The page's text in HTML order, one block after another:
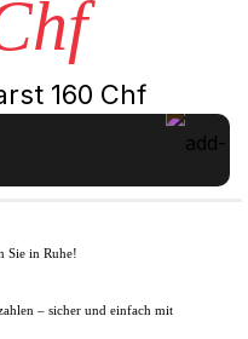
160 Chf
In den Warenkorb
Sie in Ruhe!
– sicher und einfach mit